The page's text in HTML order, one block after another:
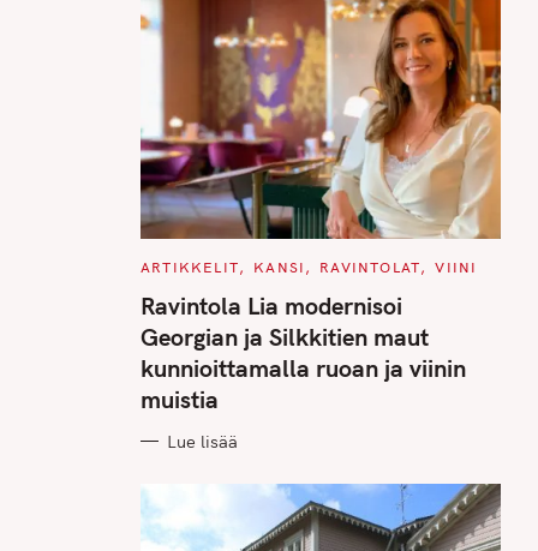
C
T
E
G
O
R
I
S
ARTIKKELIT KANSI RAVINTOLAT VIINI
Ravintola Lia modernisoi
Georgian ja Silkkitien maut
kunnioittamalla ruoan ja viinin
muistia
Lue lisää